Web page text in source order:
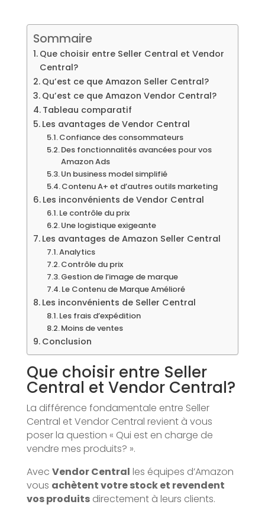
Sommaire
Que choisir entre Seller Central et Vendor
Central?
Qu’est ce que Amazon Seller Central?
Qu’est ce que Amazon Vendor Central?
Tableau comparatif
Les avantages de Vendor Central
Confiance des consommateurs
Des fonctionnalités avancées pour vos
Amazon Ads
Un business model simplifié
Contenu A+ et d’autres outils marketing
Les inconvénients de Vendor Central
Le contrôle du prix
Une logistique exigeante
Les avantages de Amazon Seller Central
Analytics
Contrôle du prix
Gestion de l’image de marque
Le Contenu de Marque Amélioré
Les inconvénients de Seller Central
Les frais d’expédition
Moins de ventes
Conclusion
Que choisir entre Seller
Central et Vendor Central?
La différence fondamentale entre Seller
Central et Vendor Central revient à vous
poser la question « Qui est en charge de
vendre mes produits? ».
Avec Vendor Central les équipes d’Amazon
vous achètent votre stock et revendent
vos produitsdirectement à leurs clients.